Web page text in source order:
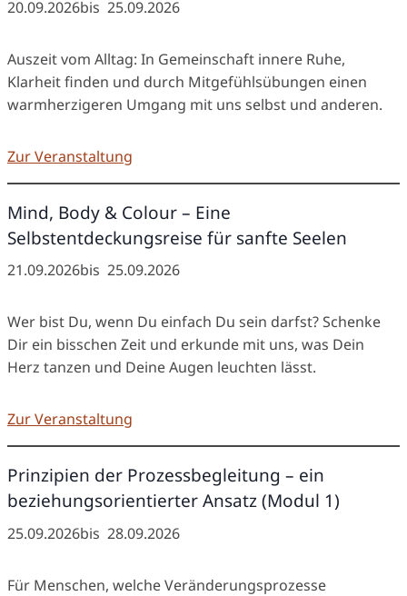
20.09.2026bis 25.09.2026
Auszeit vom Alltag: In Gemeinschaft innere Ruhe,
Klarheit finden und durch Mitgefühlsübungen einen
warmherzigeren Umgang mit uns selbst und anderen.
Zur Veranstaltung
Mind, Body & Colour – Eine
Selbstentdeckungsreise für sanfte Seelen
21.09.2026bis 25.09.2026
Wer bist Du, wenn Du einfach Du sein darfst? Schenke
Dir ein bisschen Zeit und erkunde mit uns, was Dein
Herz tanzen und Deine Augen leuchten lässt.
Zur Veranstaltung
Prinzipien der Prozessbegleitung – ein
beziehungsorientierter Ansatz (Modul 1)
25.09.2026bis 28.09.2026
Für Menschen, welche Veränderungsprozesse